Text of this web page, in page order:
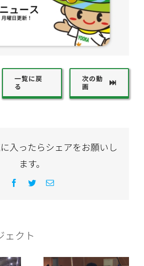
一覧に戻
る
次の動
画
入ったらシェアをお願いし
ます。
Facebook
Twitter電
ェクト